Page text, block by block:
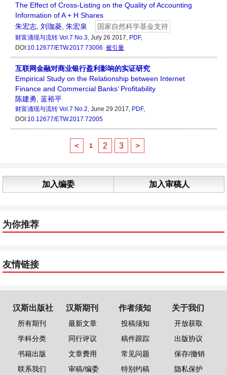
The Effect of Cross-Listing on the Quality of Accounting
Information of A + H Shares
朱宏志 刘珈菱 朱宏泉 国家自然科学基金支持
财富涌现与流转 Vol.7 No.3, July 26 2017, PDF,
DOI:10.12677/ETW.2017.73006 被引量
互联网金融对商业银行盈利影响的实证研究
Empirical Study on the Relationship between Internet
Finance and Commercial Banks’ Profitability
陈建勇 蓝裕平
财富涌现与流转 Vol.7 No.2, June 29 2017, PDF,
DOI:10.12677/ETW.2017.72005
< 1 2 3 >
加入编委 加入审稿人
为你推荐
友情链接
汉斯出版社
所有期刊
学科分类
书籍出版
联系我们
汉斯期刊
最新文章
同行评议
文章费用
审稿/编委
作者须知
投稿须知
稿件跟踪
常见问题
特别约稿
关于我们
开放获取
出版协议
保存/撤销
隐私保护